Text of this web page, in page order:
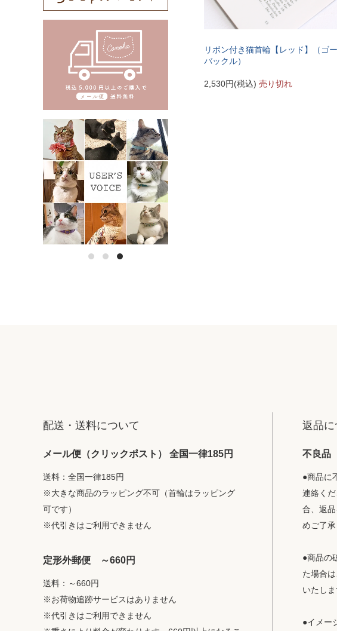
リボン付き猫首輪【レッド】（ゴ
バックル）
2,530円(税込) 売り切れ
配送・送料について
メール便（クリックポスト） 全国一律185円
送料：全国一律185円
※大きな商品のラッピング不可（首輪はラッピング
可です）
※代引きはご利用できません
定形外郵便 ～660円
送料：～660円
※お荷物追跡サービスはありません
※代引きはご利用できません
返品に
不良品
●商品に
連絡く
合、返
めご了承
●商品の
た場合
いたしま
●イメー